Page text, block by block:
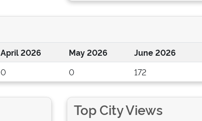
April 2026 May 2026 June 2026
0 0 172
Top City Views